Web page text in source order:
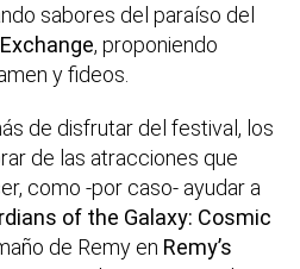
sabores del paraíso del
, proponiendo
y fideos.
de disfrutar del festival, los
de las atracciones que
como -por caso- ayudar a
of the Galaxy: Cosmic
de Remy en Remy’s